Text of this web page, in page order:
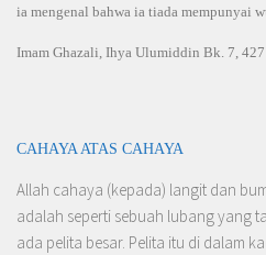
ia mengenal bahwa ia tiada mempunyai
Imam Ghazali, Ihya Ulumiddin Bk. 7,
CAHAYA ATAS CAHAYA
Allah cahaya (kepada) langit dan
adalah seperti sebuah lubang yang
ada pelita besar. Pelita itu di dalam